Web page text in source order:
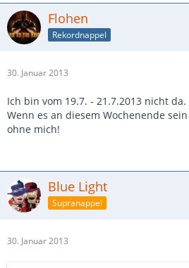
Flohen
Rekordnappel
30. Januar 2013
Ich bin vom 19.7. - 21.7.2013 nicht da.
Wenn es an diesem Wochenende
ohne mich!
Blue Light
Supranappel
30. Januar 2013